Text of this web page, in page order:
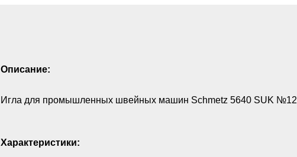
Описание:
Игла для промышленных швейных машин Schmetz 5640 SUK
Характеристики: